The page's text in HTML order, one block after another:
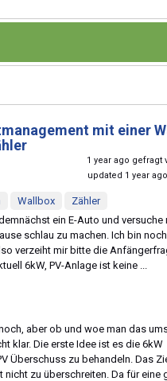
mit einer
1 year ago gefragt
updated 1 year
Wallbox
Zähler
ein E-Auto und versuche
schlau zu machen. Ich bin
verzeiht mir bitte die
6kW, PV-Anlage ist keine ...
aber ob und woe man das
klar. Die erste Idee ist es die 6kW
Überschuss zu behandeln. Das
zu überschreiten. Da für eine